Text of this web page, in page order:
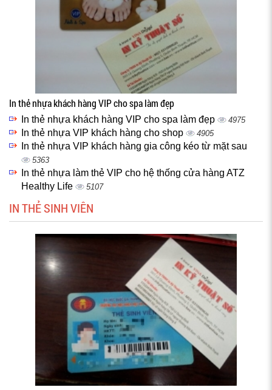
In thẻ nhựa khách hàng VIP cho spa làm đẹp
In thẻ nhựa khách hàng VIP cho spa làm đẹp 4975
In thẻ nhựa VIP khách hàng cho shop 4905
In thẻ nhựa VIP khách hàng gia công kéo từ mặt sau
5363
In thẻ nhựa làm thẻ VIP cho hệ thống cửa hàng ATZ
Healthy Life
5107
IN THẺ SINH VIÊN